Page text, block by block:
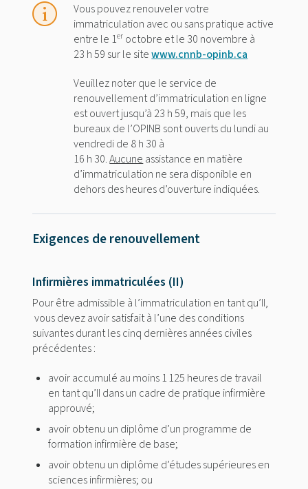
Vous pouvez renouveler votre
immatriculation avec ou sans pratique active
entre le 1er octobre et le 30 novembre à
23 h 59 sur le sitewww.cnnb-opinb.ca
Veuillez noter que le service de
renouvellement d’immatriculation en ligne
est ouvert jusqu’à 23 h 59, mais que les
bureaux de l’OPINB sont ouverts du lundi au
vendredi de 8 h 30 à
16 h 30.Aucune assistance en matière
d’immatriculation ne sera disponible en
dehors des heures d’ouverture indiquées.
Exigences de renouvellement
Infirmières immatriculées (II)
Pour être admissible à l’immatriculation en tant qu’II,
vous devez avoir satisfait à l’une des conditions
suivantes durant les cinq dernières années civiles
précédentes :
avoir accumulé au moins 1 125 heures de travail
en tant qu’II dans un cadre de pratique infirmière
approuvé;
avoir obtenu un diplôme d’un programme de
formation infirmière de base;
avoir obtenu un diplôme d’études supérieures en
sciences infirmières; ou